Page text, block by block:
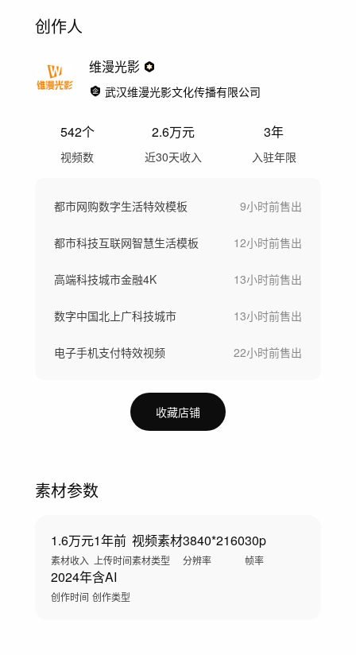
创作人
维漫光影
武汉维漫光影文化传播有限公司
542个
视频数
2.6万元
近30天收入
3年
入驻年限
都市网购数字生活特效模板 9小时前售出
都市科技互联网智慧生活模板 12小时前售出
高端科技城市金融4K 13小时前售出
数字中国北上广科技城市 13小时前售出
电子手机支付特效视频 22小时前售出
收藏店铺
素材参数
1.6万元
素材收入
1年前
上传时间
视频素材
素材类型
3840*2160
分辨率
30p
帧率
2024年
创作时间
含AI
创作类型